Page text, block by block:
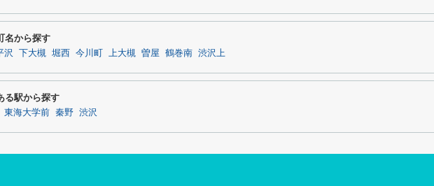
名から探す
沢 下大槻 堀西 今川町 上大槻 曽屋 鶴巻南 渋沢上
る駅から探す
東海大学前 秦野 渋沢